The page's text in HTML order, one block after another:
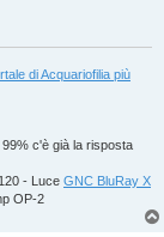
di Acquariofilia più
c'è già la risposta
- Luce GNC BluRay X
OP-2